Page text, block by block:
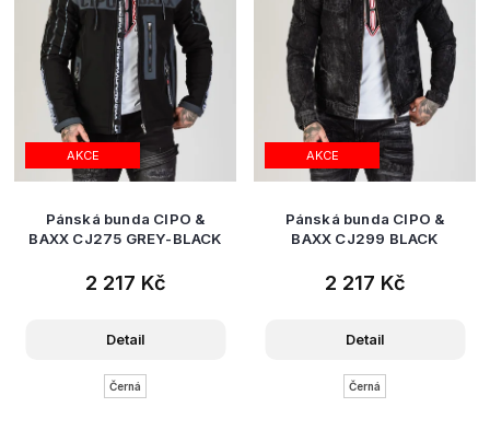
AKCE
Pánská bunda CIPO &
BAXX CJ275 GREY-BLACK
2 217 Kč
Detail
Černá
AKCE
Pánská bunda CIPO &
BAXX CJ299 BLACK
2 217 Kč
Detail
Černá